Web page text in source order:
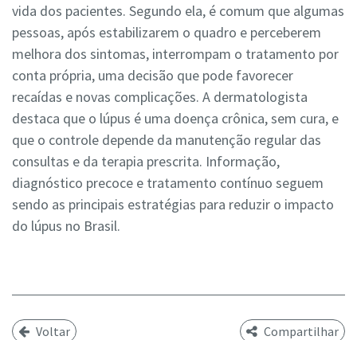
vida dos pacientes. Segundo ela, é comum que algumas
pessoas, após estabilizarem o quadro e perceberem
melhora dos sintomas, interrompam o tratamento por
conta própria, uma decisão que pode favorecer
recaídas e novas complicações. A dermatologista
destaca que o lúpus é uma doença crônica, sem cura, e
que o controle depende da manutenção regular das
consultas e da terapia prescrita. Informação,
diagnóstico precoce e tratamento contínuo seguem
sendo as principais estratégias para reduzir o impacto
do lúpus no Brasil.
Voltar Compartilhar